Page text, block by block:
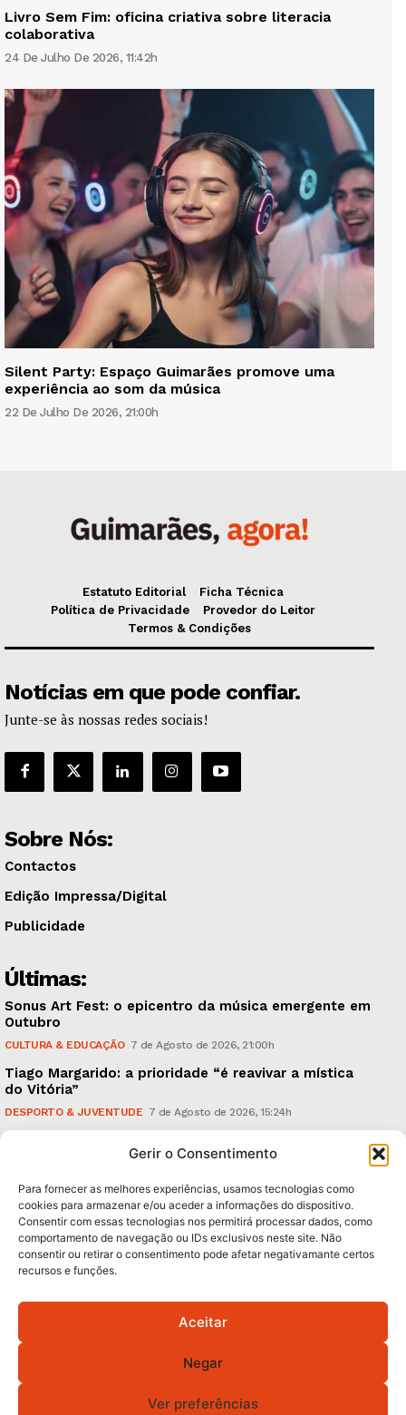
Gerir o Consentimento
Para fornecer as melhores experiências, usamos tecnologias como
cookies para armazenar e/ou aceder a informações do dispositivo.
Consentir com essas tecnologias nos permitirá processar dados, como
comportamento de navegação ou IDs exclusivos neste site. Não
consentir ou retirar o consentimento pode afetar negativamante certos
recursos e funções.
Aceitar
Negar
Ver preferências
Livro Sem Fim: oficina criativa sobre literacia
colaborativa
24 De Julho De 2026, 11:42h
Silent Party: Espaço Guimarães promove uma
experiência ao som da música
22 De Julho De 2026, 21:00h
Estatuto Editorial
Ficha Técnica
Política de Privacidade
Provedor do Leitor
Termos & Condições
Notícias em que pode confiar.
Junte-se às nossas redes sociais!
Sobre Nós:
Contactos
Edição Impressa/Digital
Publicidade
Últimas:
Sonus Art Fest: o epicentro da música emergente em
Outubro
CULTURA & EDUCAÇÃO 7 de Agosto de 2026, 21:00h
Tiago Margarido: a prioridade “é reavivar a mística
do Vitória”
DESPORTO & JUVENTUDE 7 de Agosto de 2026, 15:24h
caudais e antecipa situações de risco
Subscreva Newsletter:
QUERO ADERIR
Política de Privacidade